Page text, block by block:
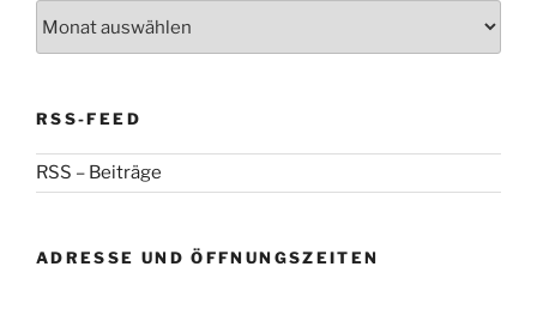
RSS-FEED
RSS – Beiträge
ADRESSE UND ÖFFNUNGSZEITEN